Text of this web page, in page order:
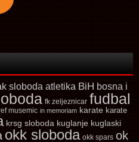
sloboda atletika BiH bosna i
fk zeljeznicar fudbal
musemic in memoriam karate karate
krsg sloboda kuglanje kuglaski
okk sloboda okk spars ok